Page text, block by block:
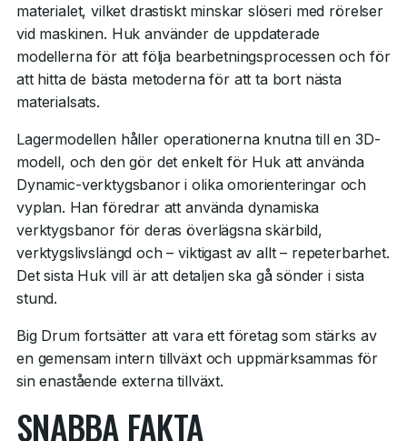
materialet, vilket drastiskt minskar slöseri med rörelser
vid maskinen. Huk använder de uppdaterade
modellerna för att följa bearbetningsprocessen och för
att hitta de bästa metoderna för att ta bort nästa
materialsats.
Lagermodellen håller operationerna knutna till en 3D-
modell, och den gör det enkelt för Huk att använda
Dynamic-verktygsbanor i olika omorienteringar och
vyplan. Han föredrar att använda dynamiska
verktygsbanor för deras överlägsna skärbild,
verktygslivslängd och – viktigast av allt – repeterbarhet.
Det sista Huk vill är att detaljen ska gå sönder i sista
stund.
Big Drum fortsätter att vara ett företag som stärks av
en gemensam intern tillväxt och uppmärksammas för
sin enastående externa tillväxt.
SNABBA FAKTA